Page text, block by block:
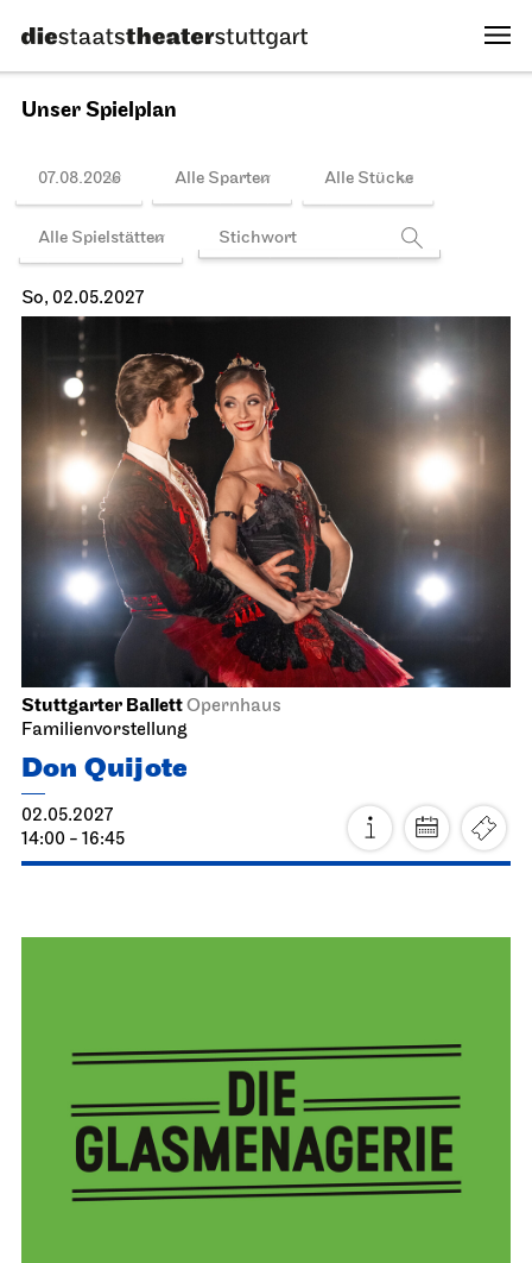
Spielplan
Staatsoper Stuttgart
Opernhaus, Foyer I. Rang
Bitte beachten Sie: ab sofort limitierte Platzkapazität bei
allen Lunchkonzerten!
Lunchkonzert
12.04.2027
12:45 - 13:15
Di, 13.04.2027